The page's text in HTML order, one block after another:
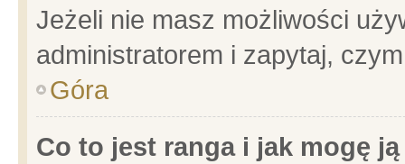
Jeżeli nie masz możliwości
administratorem i zapytaj,
Góra
Co to jest ranga i jak mogę